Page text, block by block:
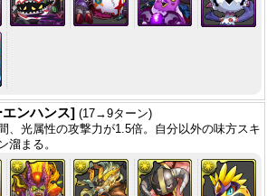
ンハンス] (17→9ターン)
、光属性の攻撃力が1.5倍。自分以外の味方スキ
溜まる。